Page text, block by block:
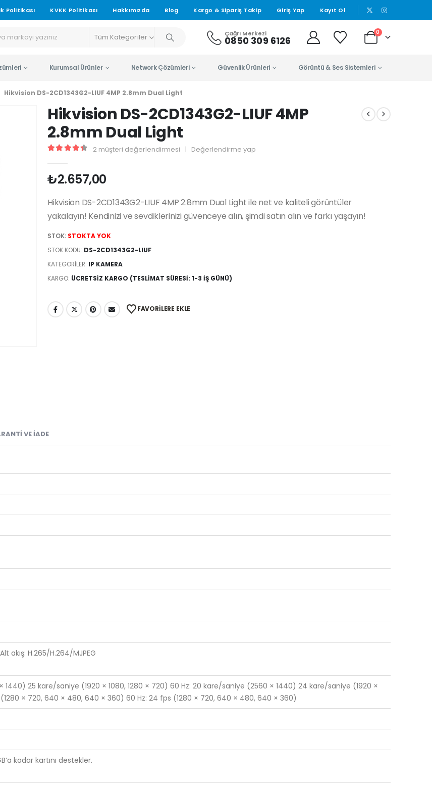
Politikası KVKK Politikası Hakkımızda Blog Kargo & Sipariş Takip Giriş Yap Kayıt Ol |
Tüm Kategoriler Çağrı Merkezi
0850 309 6126
0
Kurumsal Ürünler Network Çözümleri Güvenlik Ürünleri Görüntü & Ses Sistemleri
Hikvision DS-2CD1343G2-LIUF 4MP 2.8mm Dual Light
Hikvision DS-2CD1343G2-LIUF 4MP
2.8mm Dual Light
2 müşteri değerlendirmesi | Değerlendirme yap
₺2.657,00
Hikvision DS-2CD1343G2-LIUF 4MP 2.8mm Dual Light ile net ve kaliteli görüntüler
yakalayın! Kendinizi ve sevdiklerinizi güvenceye alın, şimdi satın alın ve farkı yaşayın!
STOK: STOKTA YOK
STOK KODU: DS-2CD1343G2-LIUF
KATEGORILER: IP KAMERA
KARGO: ÜCRETSIZ KARGO (TESLIMAT SÜRESI: 1-3 İŞ GÜNÜ)
FAVORILERE EKLE
VE İADE
akış: H.265/H.264/MJPEG
1440) 25 kare/saniye (1920 × 1080, 1280 × 720) 60 Hz: 20 kare/saniye (2560 × 1440) 24 kare/saniye (1920 ×
(1280 × 720, 640 × 480, 640 × 360) 60 Hz: 24 fps (1280 × 720, 640 × 480, 640 × 360)
kadar kartını destekler.